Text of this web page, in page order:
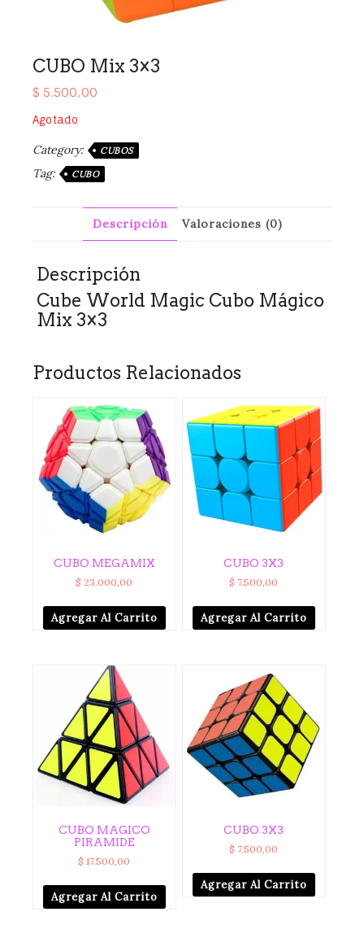
CUBO Mix 3×3
$ 5.500,00
Agotado
Category: CUBOS
Tag: CUBO
Descripción Valoraciones (0)
Descripción
Cube World Magic Cubo Mágico
Mix 3×3
Productos Relacionados
CUBO MEGAMIX
$ 23.000,00
Agregar Al Carrito
CUBO 3X3
$ 7.500,00
Agregar Al Carrito
CUBO MAGICO
PIRAMIDE
$ 17.500,00
Agregar Al Carrito
CUBO 3X3
$ 7.500,00
Agregar Al Carrito